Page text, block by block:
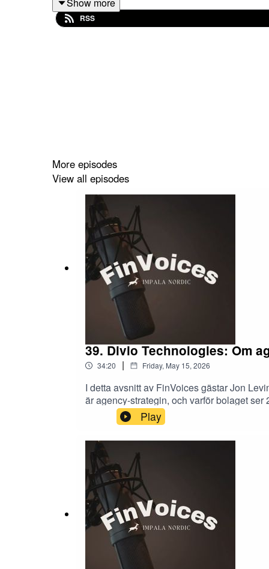
Nordic äger aktier i Bolaget. Personer bakom
RSS
More episodes
View all episodes
39. Divio Technologies: Om
34:20 | Friday, May 15, 2026
I detta avsnitt av FinVoices gästar Jon
är agency-strategin, och varför bolaget
betalande kunder, bolagets
tillväxten. Avslutningsvis blickar vi framåt
Impala Nordic. Programledare i avsnittet
påverkar ljudkvaliteten. **Disclaimer**
Nordic och/eller personer bakom Impala
Play